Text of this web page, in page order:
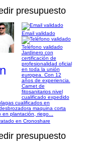
presupuesto
Email validado
Teléfono validado
Jardinero con
certificación de
profesionalidad oficial
en toda la unión
europea. Con 12
años de experiencia.
Carnet de
fitosanitarios nivel
cualificado expedido
cualificados en
maquina corta
plantación, riego...
en Cronoshare
presupuesto